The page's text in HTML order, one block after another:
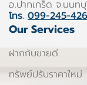
อ.ปากเกร็ด จ.นนทบุ
โทร. 099-245-
Our Services
ฝากกับขายดี
ทรัพย์ปรับราคาใหม่